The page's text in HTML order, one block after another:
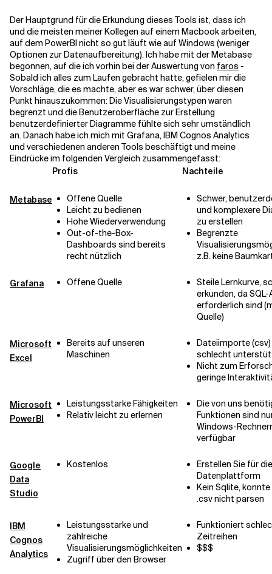
Der Hauptgrund für die Erkundung dieses Tools ist, dass ich
und die meisten meiner Kollegen auf einem Macbook arbeiten,
auf dem PowerBI nicht so gut läuft wie auf Windows (weniger
Optionen zur Datenaufbereitung). Ich habe mit der Metabase
begonnen, auf die ich vorhin bei der Auswertung von faros -
Sobald ich alles zum Laufen gebracht hatte, gefielen mir die
Vorschläge, die es machte, aber es war schwer, über diesen
Punkt hinauszukommen: Die Visualisierungstypen waren
begrenzt und die Benutzeroberfläche zur Erstellung
benutzerdefinierter Diagramme fühlte sich sehr umständlich
an. Danach habe ich mich mit Grafana, IBM Cognos Analytics
und verschiedenen anderen Tools beschäftigt und meine
Eindrücke im folgenden Vergleich zusammengefasst:
Profis
Nachteile
Metabase
Offene Quelle
Leicht zu bedienen
Hohe Wiederverwendung
Out-of-the-Box-
Dashboards sind bereits
recht nützlich
Schwer,
und komplexere
zu erstellen
Begrenzte
z.B. keine
Grafana Offene Quelle
Steile Lernkurve,
erkunden, da
erforderlich sind
Quelle)
Microsoft
Excel
Bereits auf unseren
Maschinen
Dateiimporte
schlecht
Nicht zum
geringe
Microsoft
PowerBI
Leistungsstarke Fähigkeiten
Relativ leicht zu erlernen
Die von uns
Funktionen sind
Windows-
verfügbar
Google
Data
Studio
Kostenlos
Erstellen Sie für
Datenplattform
Kein Sqlite,
.csv nicht parsen
IBM
Cognos
Analytics
Leistungsstarke und
zahlreiche
Visualisierungsmöglichkeiten
Zugriff über den Browser
Funktioniert
Zeitreihen
$$$